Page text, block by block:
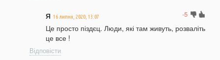
-5
Я 16 липня, 2020, 13:07
Це просто піздєц. Люди, які там живуть, розваліть
це все !
Відповісти